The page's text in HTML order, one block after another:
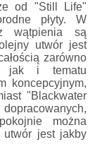
od "Still Life"
płyty. W
wątpienia są
utwór jest
zarówno
jak i tematu
koncepcyjnym,
"Blackwater
można
utwór jest jakby